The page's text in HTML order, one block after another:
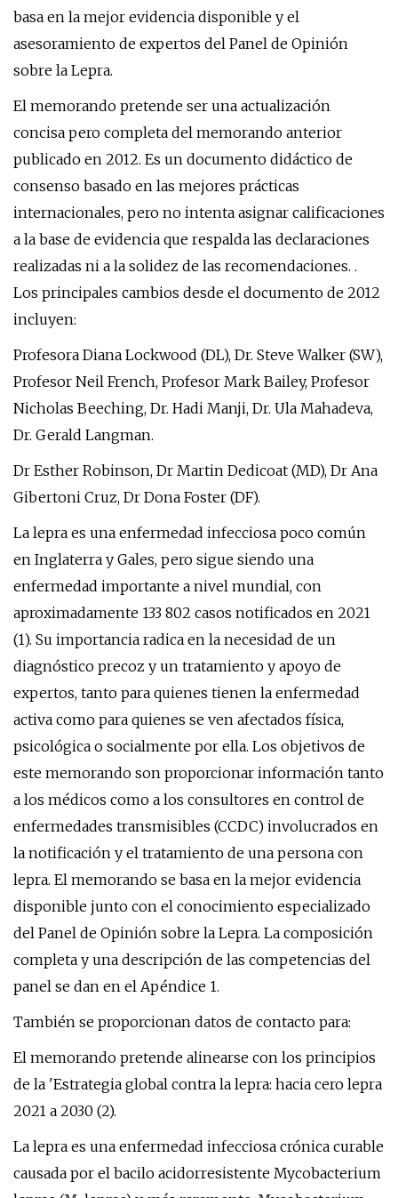
basa en la mejor evidencia disponible y el
asesoramiento de expertos del Panel de Opinión
sobre la Lepra.
El memorando pretende ser una actualización
concisa pero completa del memorando anterior
publicado en 2012. Es un documento didáctico de
consenso basado en las mejores prácticas
internacionales, pero no intenta asignar calificaciones
a la base de evidencia que respalda las declaraciones
realizadas ni a la solidez de las recomendaciones. .
Los principales cambios desde el documento de 2012
incluyen:
Profesora Diana Lockwood (DL), Dr. Steve Walker (SW),
Profesor Neil French, Profesor Mark Bailey, Profesor
Nicholas Beeching, Dr. Hadi Manji, Dr. Ula Mahadeva,
Dr. Gerald Langman.
Dr Esther Robinson, Dr Martin Dedicoat (MD), Dr Ana
Gibertoni Cruz, Dr Dona Foster (DF).
La lepra es una enfermedad infecciosa poco común
en Inglaterra y Gales, pero sigue siendo una
enfermedad importante a nivel mundial, con
aproximadamente 133 802 casos notificados en 2021
(1). Su importancia radica en la necesidad de un
diagnóstico precoz y un tratamiento y apoyo de
expertos, tanto para quienes tienen la enfermedad
activa como para quienes se ven afectados física,
psicológica o socialmente por ella. Los objetivos de
este memorando son proporcionar información tanto
a los médicos como a los consultores en control de
enfermedades transmisibles (CCDC) involucrados en
la notificación y el tratamiento de una persona con
lepra. El memorando se basa en la mejor evidencia
disponible junto con el conocimiento especializado
del Panel de Opinión sobre la Lepra. La composición
completa y una descripción de las competencias del
panel se dan en el Apéndice 1.
También se proporcionan datos de contacto para:
El memorando pretende alinearse con los principios
de la 'Estrategia global contra la lepra: hacia cero lepra
2021 a 2030 (2).
La lepra es una enfermedad infecciosa crónica curable
causada por el bacilo acidorresistente Mycobacterium